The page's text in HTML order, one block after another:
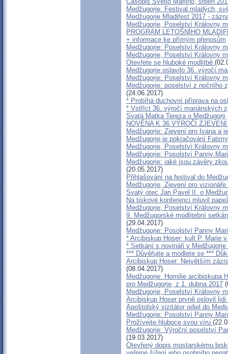
Medžugorje: Festival mladých,
Medžugorje Mladifest 2017 -
Medžugorje, Poselství Královny
PROGRAM LETOŠNÍHO
+ informace ke přímým přenosům
Medžugorje: Poselství Královny
Medžugorje, Poselství Královny
Otevřete se hluboké modlitbě
Medžugorje oslavilo 36. výročí
Medžugorje: Poselství Královny
Medžugorje: poselství z nočního
(24.06.2017)
* Probíhá duchovní příprava na
* Vstříct 36. výročí mariánských
Svatá Matka Tereza o Medžugorji
NOVÉNA K 36.VÝROČÍ
Medžugorje: Zjevení pro Ivana a
Medžugorje je pokračování Fatimy
Medžugorje, Poselství Královny
Medžugorje: Posolství Panny
Medžugorje: jaké jsou závěry
(20.05.2017)
Přihlašování na festival do
Medžugorje, Zjevení pro
Svatý otec Jan Pavel II. o
Na tiskové konferenci mluvil
Medžugorje, Poselství Královny
9. Medžugorské modlitební
(29.04.2017)
Medžugorje: Posolství Panny
* Arcibiskup Hoser: kult P. Marie
* Setkání s novináři v
*** Důvěřujte a modlete se ***
Arcibiskup Hoser: Největším
(08.04.2017)
Medžugorje: Homilie arcibiskupa
pro Medžugorje, z 1. dubna 2017
Medžugorje, Poselství Královny
Arcibiskup Hoser prvně oslovil lidi
Apoštolský vizitátor odjel do
Medžugorje: Posolství Panny
Prožívejte hluboce svou víru
Medžugorje: Výroční poselství
(19.03.2017)
Otevřený dopis mostarskému